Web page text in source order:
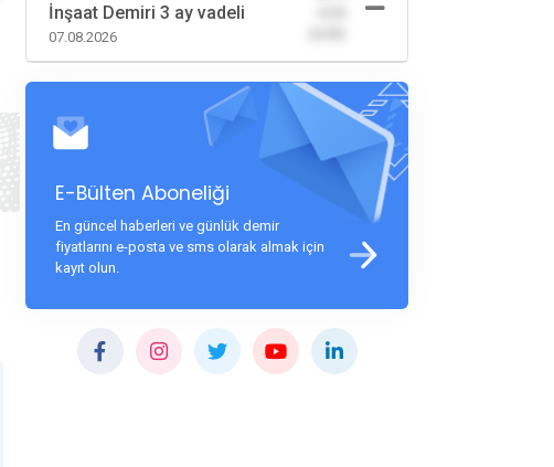
İnşaat Demiri 3 ay vadeli
07.08.2026
E-Bülten Aboneliği
En güncel haberleri ve günlük demir
fiyatlarını e-posta ve sms olarak almak için
kayıt olun.